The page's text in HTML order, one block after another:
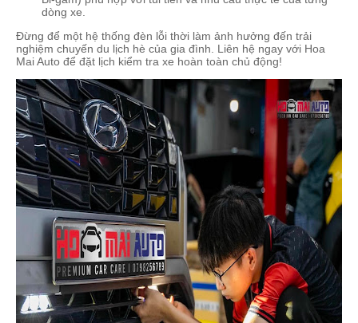
dòng xe.
Đừng để một hệ thống đèn lỗi thời làm ảnh hưởng đến trải
nghiệm chuyến du lịch hè của gia đình. Liên hệ ngay với Hoa
Mai Auto để đặt lịch kiểm tra xe hoàn toàn chủ động!